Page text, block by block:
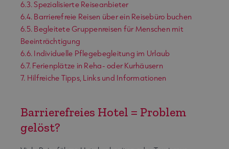
6.3. Spezialisierte Reiseanbieter
6.4. Barrierefreie Reisen über ein Reisebüro buchen
6.5. Begleitete Gruppenreisen für Menschen mit
Beeinträchtigung
6.6. Individuelle Pflegebegleitung im Urlaub
6.7. Ferienplätze in Reha- oder Kurhäusern
7. Hilfreiche Tipps, Links und Informationen
Barrierefreies Hotel = Problem
gelöst?